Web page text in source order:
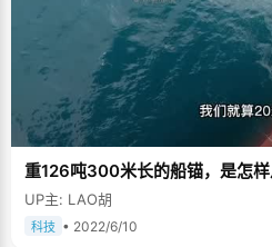
重126吨300米长的船锚，是怎样
UP主: LAO胡
科技 • 2022/6/10